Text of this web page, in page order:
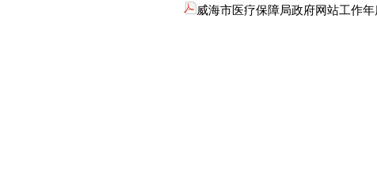
威海市医疗保障局政府网站工作